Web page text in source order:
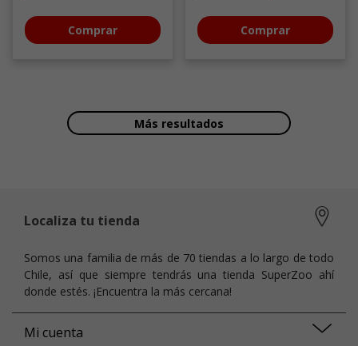
Comprar Comprar
Más resultados
Localiza tu tienda
Somos una familia de más de 70 tiendas a lo largo de todo
Chile, así que siempre tendrás una tienda SuperZoo ahí
donde estés. ¡Encuentra la más cercana!
Mi cuenta